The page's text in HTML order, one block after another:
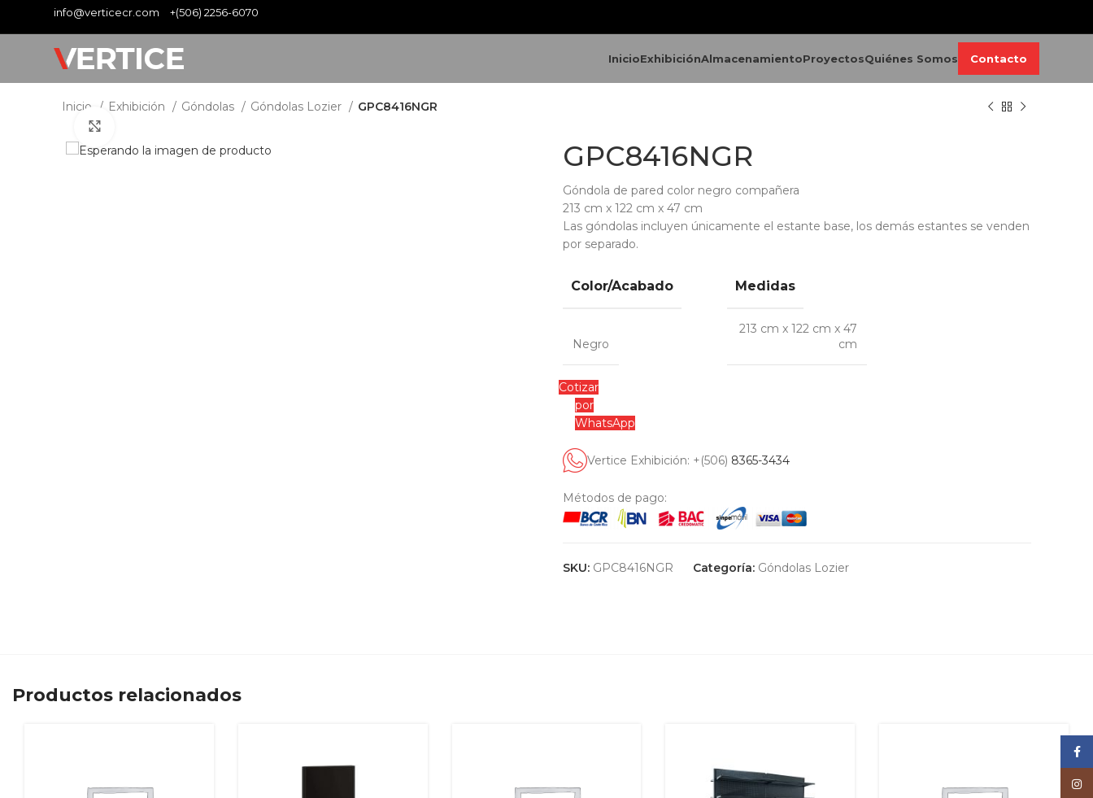
info@verticecr.com +(506) 2256-6070
InicioExhibiciónAlmacenamientoProyectosQuiénes Somos Contacto
Inicio Exhibición Góndolas Góndolas Lozier GPC8416NGR
GPC8416NGR
Góndola de pared color negro compañera
213 cm x 122 cm x 47 cm
Las góndolas incluyen únicamente el estante base, los demás estantes se venden
por separado.
Color/Acabado
Negro
Medidas
213 cm x 122 cm x 47
cm
Cotizar
por
WhatsApp
Vertice Exhibición: +(506) 8365-3434
Métodos de pago:
SKU: GPC8416NGR Categoría: Góndolas Lozier
Productos relacionados